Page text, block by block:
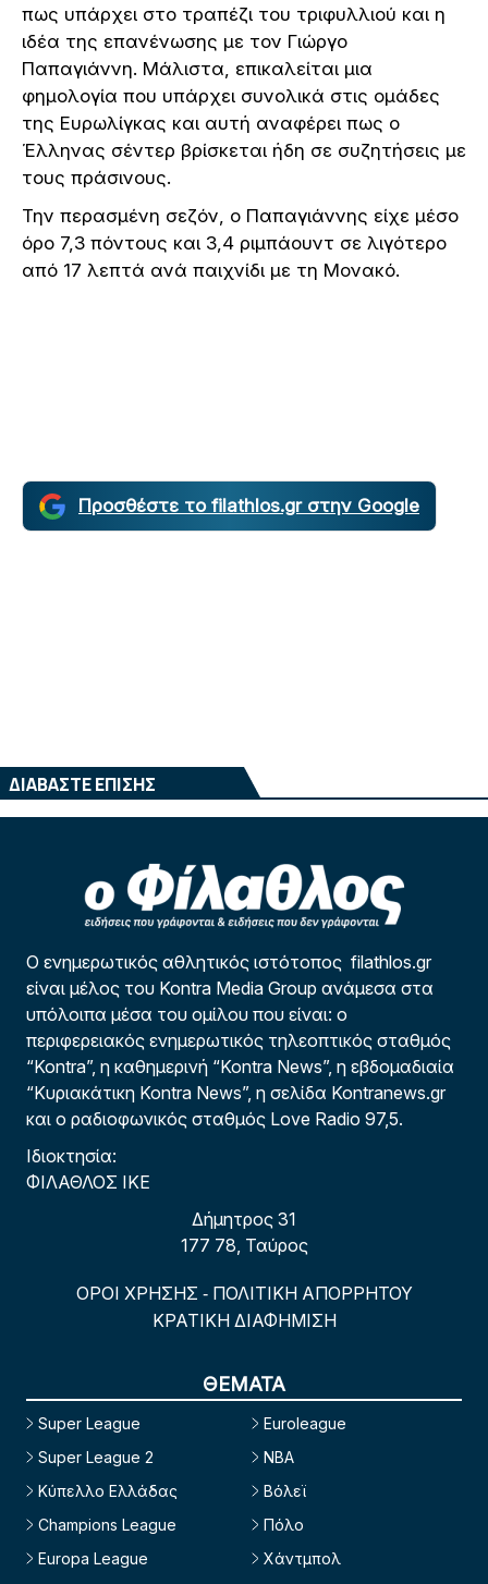
πως υπάρχει στο τραπέζι του τριφυλλιού και η
ιδέα της επανένωσης με τον Γιώργο
Παπαγιάννη. Μάλιστα, επικαλείται μια
φημολογία που υπάρχει συνολικά στις ομάδες
της Ευρωλίγκας και αυτή αναφέρει πως ο
Έλληνας σέντερ βρίσκεται ήδη σε συζητήσεις με
τους πράσινους.
Την περασμένη σεζόν, ο Παπαγιάννης είχε μέσο
όρο 7,3 πόντους και 3,4 ριμπάουντ σε λιγότερο
από 17 λεπτά ανά παιχνίδι με τη Μονακό.
Προσθέστε το filathlos.gr στην Google
ΔΙΑΒΑΣΤΕ ΕΠΙΣΗΣ
Ο ενημερωτικός αθλητικός ιστότοπος filathlos.gr
είναι μέλος του Kontra Media Group ανάμεσα στα
υπόλοιπα μέσα του ομίλου που είναι: ο
περιφερειακός ενημερωτικός τηλεοπτικός σταθμός
“Kontra”, η καθημερινή “Kontra News”, η εβδομαδιαία
“Κυριακάτικη Kontra News”, η σελίδα Kontranews.gr
και ο ραδιοφωνικός σταθμός Love Radio 97,5.
Ιδιοκτησία:
ΦΙΛΑΘΛΟΣ ΙΚΕ
Δήμητρος 31
177 78, Ταύρος
ΟΡΟΙ ΧΡΗΣΗΣ - ΠΟΛΙΤΙΚΗ ΑΠΟΡΡΗΤΟΥ
ΚΡΑΤΙΚΗ ΔΙΑΦΗΜΙΣΗ
ΘΕΜΑΤΑ
Super League
Super League 2
Κύπελλο Ελλάδας
Champions League
Europa League
Euroleague
NBA
Βόλεϊ
Πόλο
Χάντμπολ